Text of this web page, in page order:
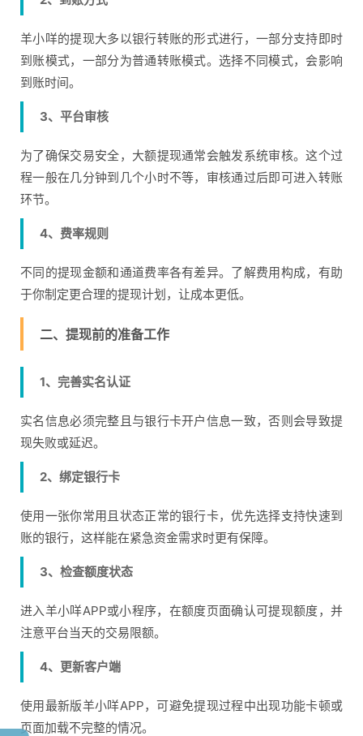
羊小咩的提现大多以银行转账的形式进行，一部分支持即时
到账模式，一部分为普通转账模式。选择不同模式，会影响
到账时间。
3、平台审核
为了确保交易安全，大额提现通常会触发系统审核。这个过
程一般在几分钟到几个小时不等，审核通过后即可进入转账
环节。
4、费率规则
不同的提现金额和通道费率各有差异。了解费用构成，有助
于你制定更合理的提现计划，让成本更低。
二、提现前的准备工作
1、完善实名认证
实名信息必须完整且与银行卡开户信息一致，否则会导致提
现失败或延迟。
2、绑定银行卡
使用一张你常用且状态正常的银行卡，优先选择支持快速到
账的银行，这样能在紧急资金需求时更有保障。
3、检查额度状态
进入羊小咩APP或小程序，在额度页面确认可提现额度，并
注意平台当天的交易限额。
4、更新客户端
使用最新版羊小咩APP，可避免提现过程中出现功能卡顿或
页面加载不完整的情况。